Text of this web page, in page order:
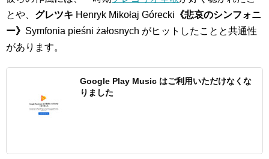
とや、 グレツキ Henryk Mikołaj Górecki 《悲哀のシンフォニ
ー》 Symfonia pieśni żałosnych がヒットしたことと共通性
があります。
Google Play Music はご利用いただけなくな
りました